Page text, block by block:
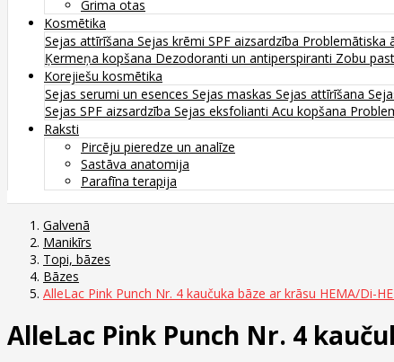
Grima otas
Kosmētika
Sejas attīrīšana Sejas krēmi SPF aizsardzība Problemātiska
Ķermeņa kopšana Dezodoranti un antiperspiranti Zobu
Korejiešu kosmētika
Sejas serumi un esences Sejas maskas Sejas attīrīšana
Sejas SPF aizsardzība Sejas eksfolianti Acu kopšana
Raksti
Pircēju pieredze un analīze
Sastāva anatomija
Parafīna terapija
Galvenā
Manikīrs
Topi, bāzes
Bāzes
AlleLac Pink Punch Nr. 4 kaučuka bāze ar krāsu HEMA/Di-
AlleLac Pink Punch Nr. 4